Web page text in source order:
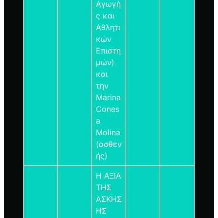
Αγωγή
ς και
Αθλητι
κών
Επιστη
μών)
και
την
Marina
Cones
a
Molina
(ασθεν
ής)
Η ΑΞΙΑ
ΤΗΣ
ΑΣΚΗΣ
ΗΣ